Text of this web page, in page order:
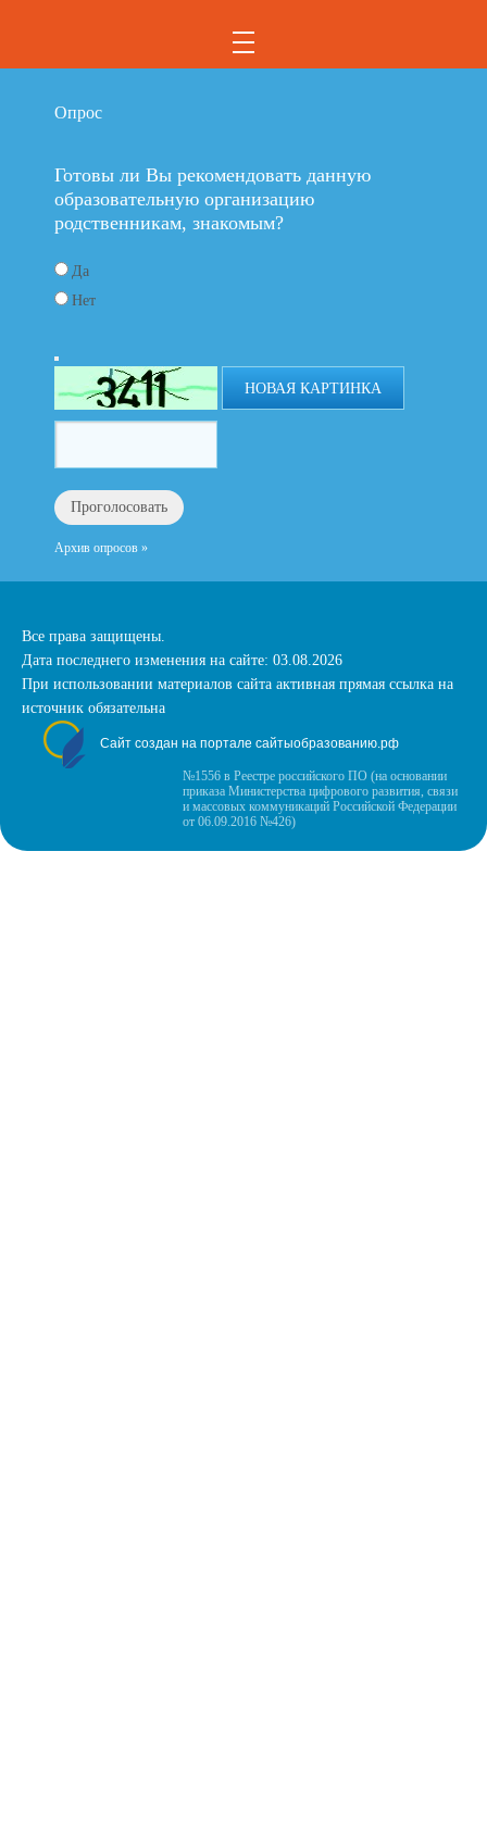
Опрос
Готовы ли Вы рекомендовать данную
образовательную организацию
родственникам, знакомым?
Да
Нет
НОВАЯ КАРТИНКА
Архив опросов »
Все права защищены.
Дата последнего изменения на сайте: 03.08.2026
При использовании материалов сайта активная прямая ссылка на
источник обязательна
Сайт создан на портале сайтыобразованию.рф
№1556 в Реестре российского ПО (на основании
приказа Министерства цифрового развития, связи
и массовых коммуникаций Российской Федерации
от 06.09.2016 №426)